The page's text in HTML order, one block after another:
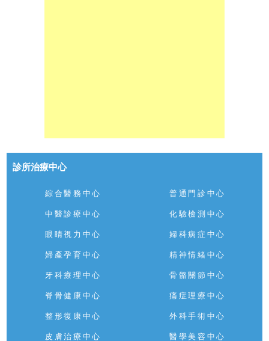
診所治療中心
綜合醫務中心 普通門診中心
中醫診療中心 化驗檢測中心
眼睛視力中心 婦科病症中心
婦產孕育中心 精神情緒中心
牙科療理中心 骨骼關節中心
脊骨健康中心 痛症理療中心
整形復康中心 外科手術中心
皮膚治療中心 醫學美容中心